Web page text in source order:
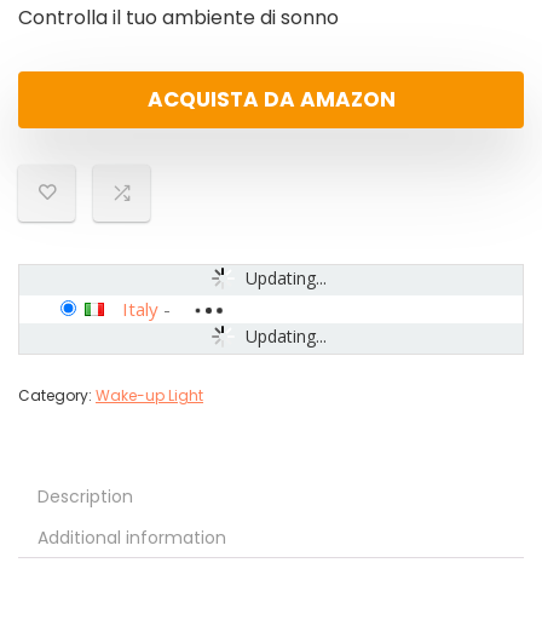
Controlla il tuo ambiente di sonno
ACQUISTA DA AMAZON
Updating...
Updating...
Italy -
Category: Wake-up Light
Description
Additional information